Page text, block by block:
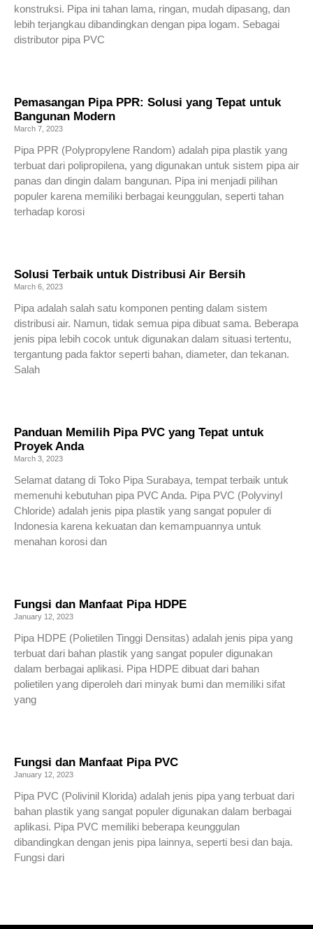
konstruksi. Pipa ini tahan lama, ringan, mudah dipasang, dan
lebih terjangkau dibandingkan dengan pipa logam. Sebagai
distributor pipa PVC
Pemasangan Pipa PPR: Solusi yang Tepat untuk
Bangunan Modern
March 7, 2023
Pipa PPR (Polypropylene Random) adalah pipa plastik yang
terbuat dari polipropilena, yang digunakan untuk sistem pipa air
panas dan dingin dalam bangunan. Pipa ini menjadi pilihan
populer karena memiliki berbagai keunggulan, seperti tahan
terhadap korosi
Solusi Terbaik untuk Distribusi Air Bersih
March 6, 2023
Pipa adalah salah satu komponen penting dalam sistem
distribusi air. Namun, tidak semua pipa dibuat sama. Beberapa
jenis pipa lebih cocok untuk digunakan dalam situasi tertentu,
tergantung pada faktor seperti bahan, diameter, dan tekanan.
Salah
Panduan Memilih Pipa PVC yang Tepat untuk
Proyek Anda
March 3, 2023
Selamat datang di Toko Pipa Surabaya, tempat terbaik untuk
memenuhi kebutuhan pipa PVC Anda. Pipa PVC (Polyvinyl
Chloride) adalah jenis pipa plastik yang sangat populer di
Indonesia karena kekuatan dan kemampuannya untuk
menahan korosi dan
Fungsi dan Manfaat Pipa HDPE
January 12, 2023
Pipa HDPE (Polietilen Tinggi Densitas) adalah jenis pipa yang
terbuat dari bahan plastik yang sangat populer digunakan
dalam berbagai aplikasi. Pipa HDPE dibuat dari bahan
polietilen yang diperoleh dari minyak bumi dan memiliki sifat
yang
Fungsi dan Manfaat Pipa PVC
January 12, 2023
Pipa PVC (Polivinil Klorida) adalah jenis pipa yang terbuat dari
bahan plastik yang sangat populer digunakan dalam berbagai
aplikasi. Pipa PVC memiliki beberapa keunggulan
dibandingkan dengan jenis pipa lainnya, seperti besi dan baja.
Fungsi dari